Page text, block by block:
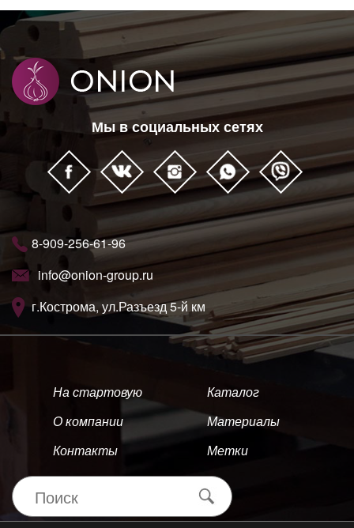
Мы в социальных сетях
8-909-256-61-96
info@onion-group.ru
г.Кострома, ул.Разъезд 5-й км
На стартовую
О компании
Контакты
Каталог
Материалы
Метки